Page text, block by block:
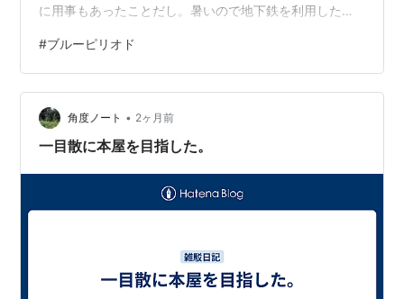
に用事もあったことだし。暑いので地下鉄を利用した。
したりしたので、自分のしたいことはぼーっとすること
なのだと理解した。 市内に素敵な場所はたくさんあるの
だけれど近いからお手軽ということばかりではなく円山
の樹木がとてもいい。離れて見ないと大きさが分からな
いほどの大きな木がある。原始林は昔の自然のままとは
#ブルーピリオド
角度ノート • 2ヶ月前
一目散に本屋を目指した。